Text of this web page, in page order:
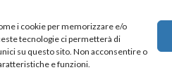
i cookie per memorizzare e/o
tecnologie ci permetterà di
su questo sito. Non acconsentire o
e funzioni.
2024